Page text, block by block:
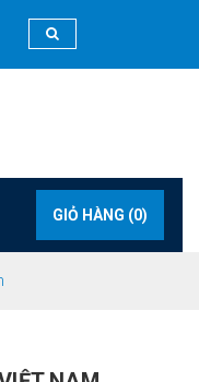
GIỎ HÀNG (0)